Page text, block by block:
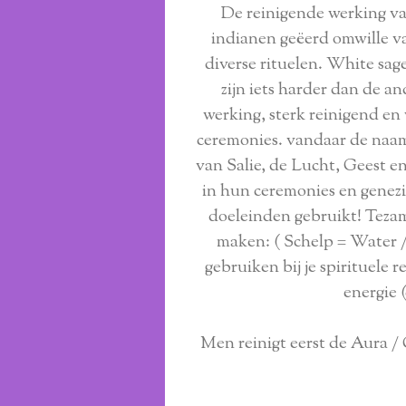
De reinigende werking
indianen geëerd omwille
diverse rituelen. White
zijn iets harder dan de
werking, sterk reinigend
ceremonies. vandaar de
van Salie, de Lucht, Geest
in hun ceremonies en
doeleinden gebruikt!
maken: ( Schelp =
gebruiken bij je spirituele
energie
Men reinigt eerst de Aura /